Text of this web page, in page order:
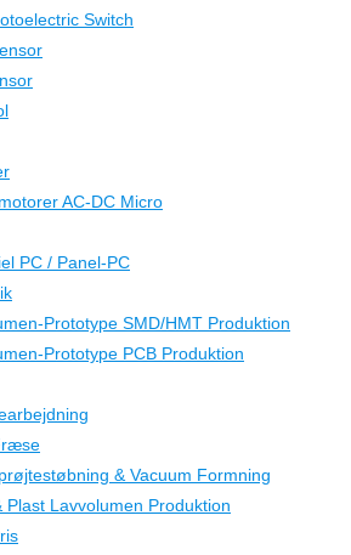
Switch
AC-DC Micro
PC / Panel-PC
Prototype SMD/HMT Produktion
Prototype PCB Produktion
& Vacuum Formning
Plast Lavvolumen Produktion